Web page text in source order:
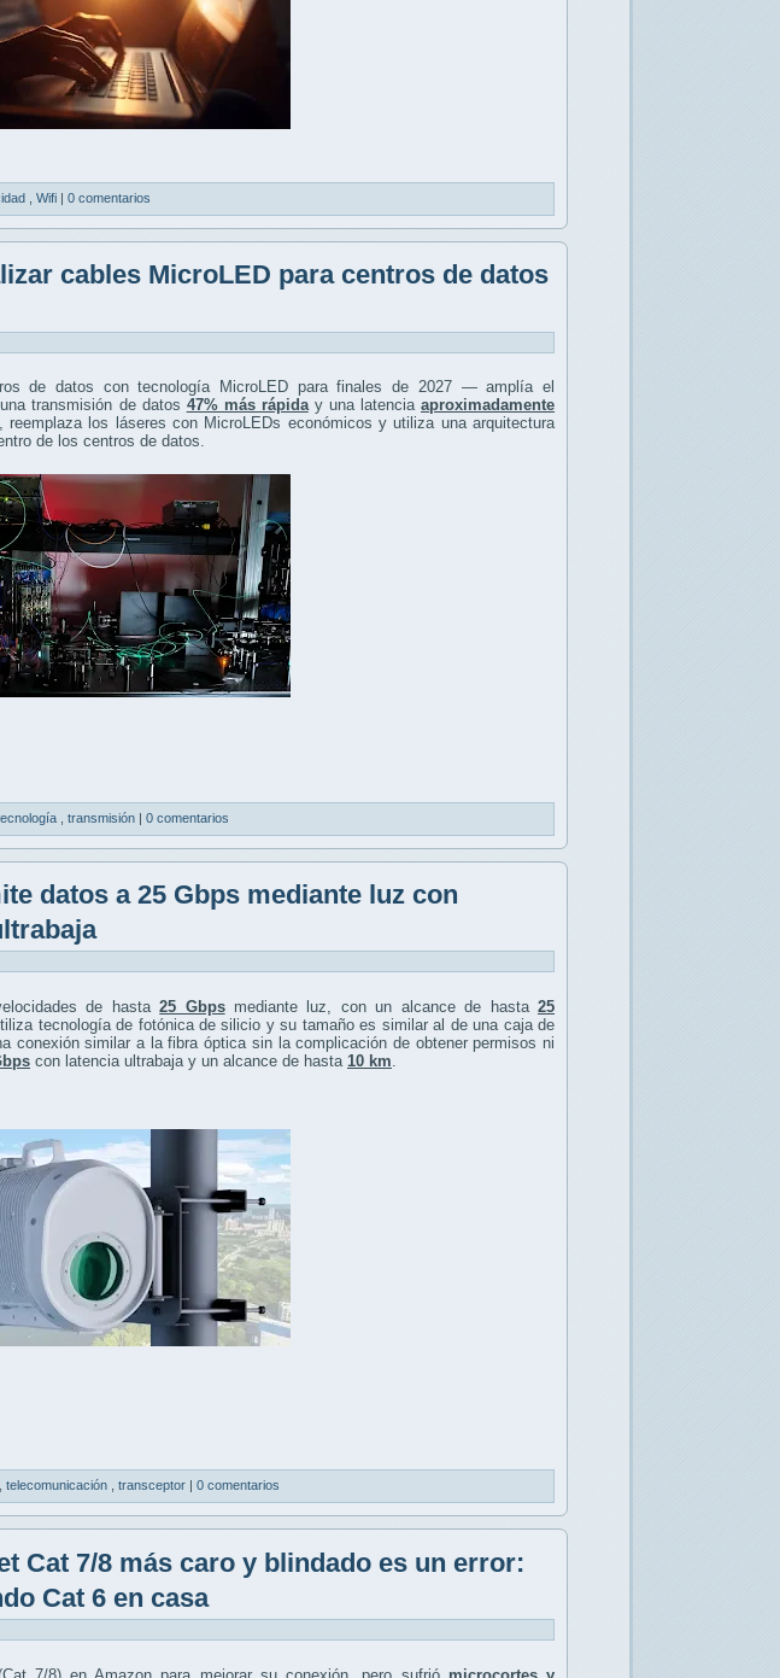
Wifi | 0 comentarios
cables MicroLED para centros de datos
de datos con tecnología MicroLED para finales de 2027 — amplía el
transmisión de datos 47% más rápiday una latenciaaproximadamente
reemplaza los láseres con MicroLEDs económicos y utiliza una arquitectura
de los centros de datos.
transmisión | 0 comentarios
datos a 25 Gbps mediante luz con
de hasta25 Gbpsmediante luz, con un alcance de hasta25
tecnología de fotónica de silicio y su tamaño es similar al de una caja de
conexión similar a la fibra óptica sin la complicación de obtener permisos ni
con latencia ultrabaja y un alcance de hasta 10 km
telecomunicación transceptor 0 comentarios
Cat 7/8 más caro y blindado es un error:
Cat 6 en casa